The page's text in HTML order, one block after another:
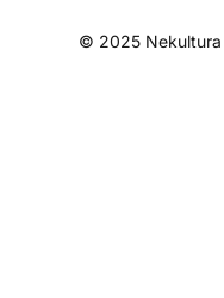
© 2025 Nekultura